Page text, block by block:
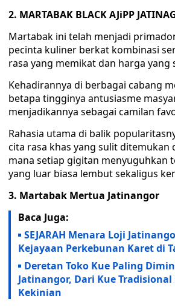
2. MARTABAK BLACK AJiPP
Martabak ini telah menjadi
pecinta kuliner berkat kombinasi
rasa yang memikat dan harga yang
Kehadirannya di berbagai cabang
betapa tingginya antusiasme
menjadikannya sebagai camilan
Rahasia utama di balik
cita rasa khas yang sulit ditemukan
mana setiap gigitan menyuguhkan
yang luar biasa lembut sekaligus
3. Martabak Mertua Jatinangor
Baca Juga:
SEJARAH Menara Loji
Kejayaan Perkebunan Karet di
Deretan Toko Kue Paling
Jatinangor, Dari Kue
Kekinian